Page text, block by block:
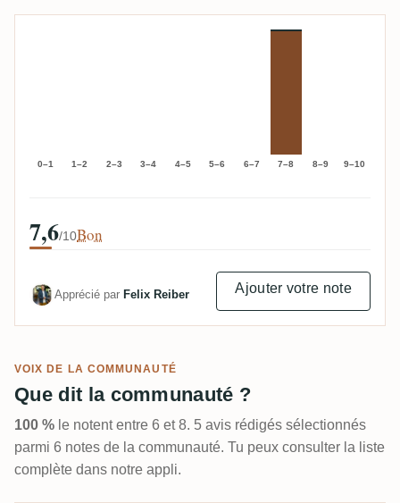
0–1 1–2 2–3 3–4 4–5 5–6 6–7 7–8 8–9 9–10
7,6/10Bon
Apprécié par Felix Reiber Ajouter votre note
VOIX DE LA COMMUNAUTÉ
Que dit la communauté ?
100 % le notent entre 6 et 8. 5 avis rédigés sélectionnés
parmi 6 notes de la communauté. Tu peux consulter la liste
complète dans notre appli.